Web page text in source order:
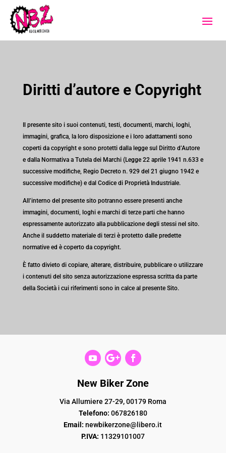
Diritti d’autore e Copyright
Il presente sito i suoi contenuti, testi, documenti, marchi, loghi,
immagini, grafica, la loro disposizione e i loro adattamenti sono
coperti da copyright e sono protetti dalla legge sul Diritto d’Autore
e dalla Normativa a Tutela dei Marchi (Legge 22 aprile 1941 n.633 e
successive modifiche, Regio Decreto n. 929 del 21 giugno 1942 e
successive modifiche) e dal Codice di Proprietà Industriale.
All’interno del presente sito potranno essere presenti anche
immagini, documenti, loghi e marchi di terze parti che hanno
espressamente autorizzato alla pubblicazione degli stessi nel sito.
Anche il suddetto materiale di terzi è protetto dalle predette
normative ed è coperto da copyright.
È fatto divieto di copiare, alterare, distribuire, pubblicare o utilizzare
i contenuti del sito senza autorizzazione espressa scritta da parte
della Società i cui riferimenti sono in calce al presente Sito.
New Biker Zone
Via Allumiere 27-29, 00179 Roma
Telefono: 067826180
Email: newbikerzone@libero.it
P.IVA: 11329101007